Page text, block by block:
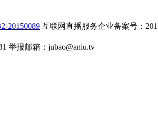
20150089 互联网直播服务企业备案号：
举报邮箱： jubao@aniu.tv